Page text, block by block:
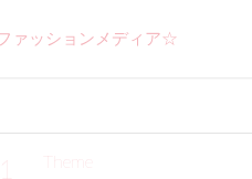
ァッションメディア☆
Theme